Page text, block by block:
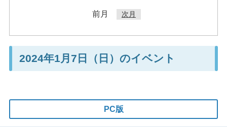
前月 次月
2024年1月7日（日）のイベント
PC版